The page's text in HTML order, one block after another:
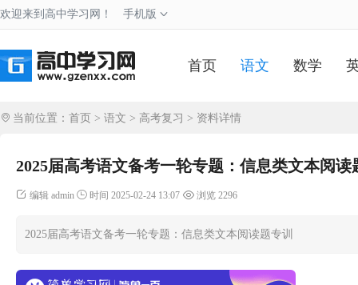
欢迎来到高中学习网！ 手机版
首页 语文 数学
当前位置： 首页 > 语文 > 高考复习 > 资料详情
2025届高考语文备考一轮专题：信息类文本阅读
编辑 admin 时间 2025-02-24 13:07 浏览 2296
2025届高考语文备考一轮专题：信息类文本阅读题专训